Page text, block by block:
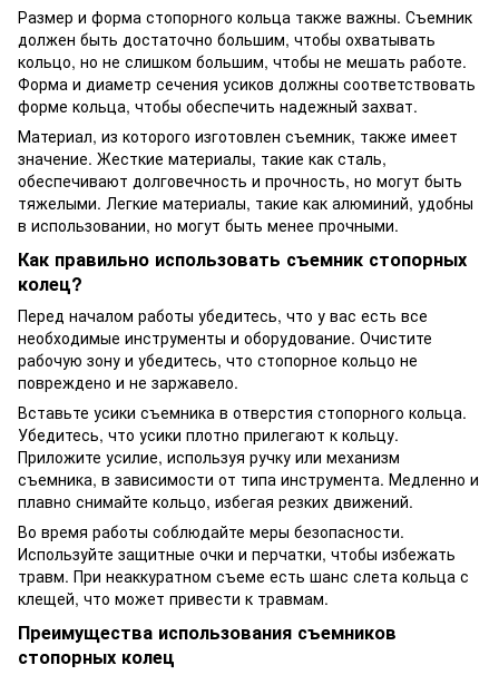
Размер и форма стопорного кольца также важны. Съемник
должен быть достаточно большим, чтобы охватывать
кольцо, но не слишком большим, чтобы не мешать работе.
Форма и диаметр сечения усиков должны соответствовать
форме кольца, чтобы обеспечить надежный захват.
Материал, из которого изготовлен съемник, также имеет
значение. Жесткие материалы, такие как сталь,
обеспечивают долговечность и прочность, но могут быть
тяжелыми. Легкие материалы, такие как алюминий, удобны
в использовании, но могут быть менее прочными.
Как правильно использовать съемник стопорных
колец?
Перед началом работы убедитесь, что у вас есть все
необходимые инструменты и оборудование. Очистите
рабочую зону и убедитесь, что стопорное кольцо не
повреждено и не заржавело.
Вставьте усики съемника в отверстия стопорного кольца.
Убедитесь, что усики плотно прилегают к кольцу.
Приложите усилие, используя ручку или механизм
съемника, в зависимости от типа инструмента. Медленно и
плавно снимайте кольцо, избегая резких движений.
Во время работы соблюдайте меры безопасности.
Используйте защитные очки и перчатки, чтобы избежать
травм. При неаккуратном съеме есть шанс слета кольца с
клещей, что может привести к травмам.
Преимущества использования съемников
стопорных колец